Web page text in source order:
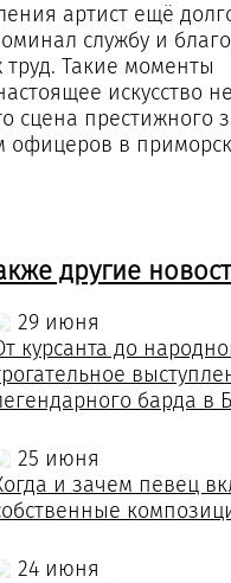
артист ещё
службу и
труд. Такие моменты
искусство
сцена престижного
офицеров в
другие
29 июня
курсанта до
барда в
25 июня
и зачем певец
24 июня